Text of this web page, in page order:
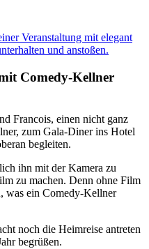
Comedy-Kellner
Francois, einen nicht ganz
zum Gala-Diner ins Hotel
begleiten.
ihn mit der Kamera zu
zu machen. Denn ohne Film
was ein Comedy-Kellner
noch die Heimreise antreten
begrüßen.